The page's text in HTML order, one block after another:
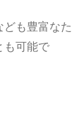
も豊富なた
も可能で